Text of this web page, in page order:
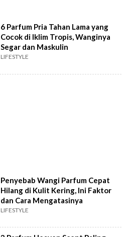
6 Parfum Pria Tahan Lama yang
Cocok di Iklim Tropis, Wanginya
Segar dan Maskulin
LIFESTYLE
Penyebab Wangi Parfum Cepat
Hilang di Kulit Kering, Ini Faktor
dan Cara Mengatasinya
LIFESTYLE